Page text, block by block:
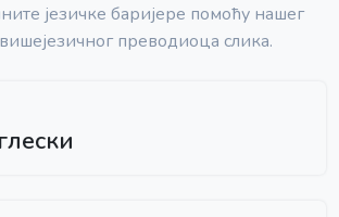
језичке баријере помоћу нашег
преводиоца слика.